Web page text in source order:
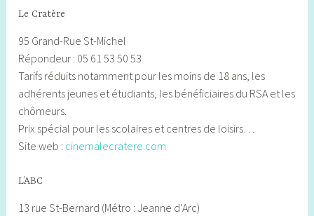
Le Cratère
95 Grand-Rue St-Michel
Répondeur : 05 61 53 50 53
Tarifs réduits notamment pour les moins de 18 ans, les
adhérents jeunes et étudiants, les bénéficiaires du RSA et les
chômeurs.
Prix spécial pour les scolaires et centres de loisirs…
Site web : cinemalecratere.com
L’ABC
13 rue St-Bernard (Métro : Jeanne d’Arc)